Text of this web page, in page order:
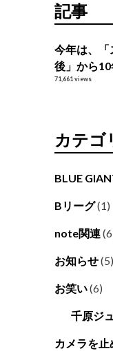
記事
今年は、「
後」から10
71,661 views
カテゴ
BLUE
Bリーグ(1)
note関連
お知らせ(5)
お笑い(6)
千原ジ
カメラを止